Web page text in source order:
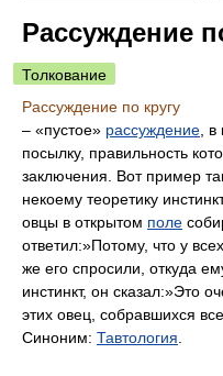
Рассуждение
Толкование
Рассуждение по кругу
– «пустое» рассуждение ,
посылку, правильность
заключения. Вот пример
некоему теоретику
овцы в открытом поле
ответил:»Потому, что у
же его спросили, откуда
инстинкт, он сказал:»Это
этих овец, собравшихся
Синоним: Тавтология